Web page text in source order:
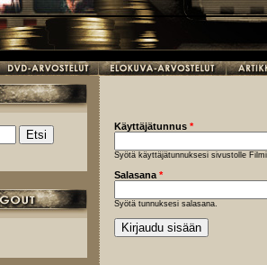
Käyttäjätunnus *
Syötä käyttäjätunnuksesi sivustolle
Salasana *
Syötä tunnuksesi salasana.